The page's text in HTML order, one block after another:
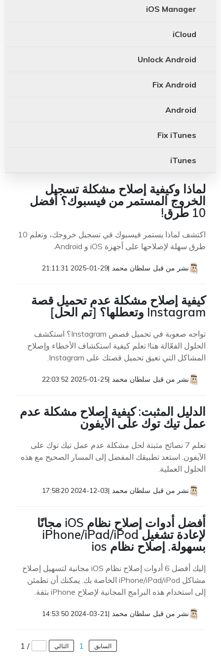
iOS Manager
iCloud
Unlock Android
Fix Android
Android
Fix iTunes
iTunes
لماذا وكيفية إصلاح مشكلة تسجيل
الخروج المستمر من فيسبوك؟ أفضل
10 طرق!
اكتشف لماذا يستمر فيسبوك في تسجيل خروجك، وتعلم 10
طرق سهلة لإصلاحها على أجهزة iOS و Android.
نشر من قبل سلطان محمد |
2025-01-29 21:11:31
كيفية إصلاح مشكلة عدم تحميل قصة
Instagram وتعطلها؟ [تم الحل]
تواجه صعوبة في تحميل قصص Instagram؟ استكشف
الحلول الفعّالة هنا! تعلم كيفية استكشاف الأخطاء وإصلاح
المشاكل التي تعيق تحميل قصتك على Instagram.
نشر من قبل سلطان محمد |
2025-01-25 22:03:52
الدليل المثبت: كيفية إصلاح مشكلة عدم
عمل تيك توك على الآيفون
تعلم 7 نصائح مثبتة لحل مشكلة عدم عمل تيك توك على
الآيفون. استعد تطبيقك المفضل إلى المسار الصحيح مع هذه
الحلول العملية.
نشر من قبل سلطان محمد |
2024-12-03 17:58:20
أفضل أدوات إصلاح نظام iOS مجانًا
لإعادة تشغيل iPhone/iPad/iPod
بسهولة. إصلاح نظام ios
إليك أفضل 6 أدوات إصلاح نظام iOS مجانية لتسهيل إصلاح
مشاكل iPhone/iPad/iPod الخاصة بك. يمكنك أن تطمئن
إلى استخدام هذه البرامج المجانية لإصلاح iPhone بثقة.
نشر من قبل سلطان محمد |
2024-03-21 14:53:50
السابق 1 التالي /
1